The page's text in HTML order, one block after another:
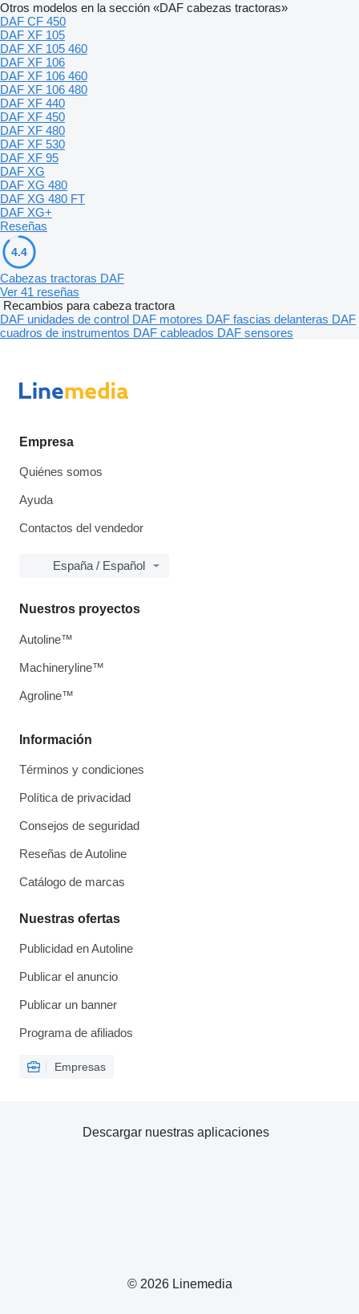
Otros modelos en la sección «DAF cabezas tractoras»
DAF CF 450
DAF XF 105
DAF XF 105 460
DAF XF 106
DAF XF 106 460
DAF XF 106 480
DAF XF 440
DAF XF 450
DAF XF 480
DAF XF 530
DAF XF 95
DAF XG
DAF XG 480
DAF XG 480 FT
DAF XG+
Reseñas
4.4
Cabezas tractoras DAF
Ver 41 reseñas
Recambios para cabeza tractora
DAF unidades de control DAF motores DAF fascias delanteras DAF
cuadros de instrumentos DAF cableados DAF sensores
Empresa
Quiénes somos
Ayuda
Contactos del vendedor
España / Español
Información
Términos y condiciones
Política de privacidad
Consejos de seguridad
Reseñas de Autoline
Catálogo de marcas
Nuestras ofertas
Publicidad en Autoline
Publicar el anuncio
Publicar un banner
Programa de afiliados
Empresas
Nuestros proyectos
Autoline™
Machineryline™
Agroline™
© 2026 Linemedia
Descargar nuestras aplicaciones